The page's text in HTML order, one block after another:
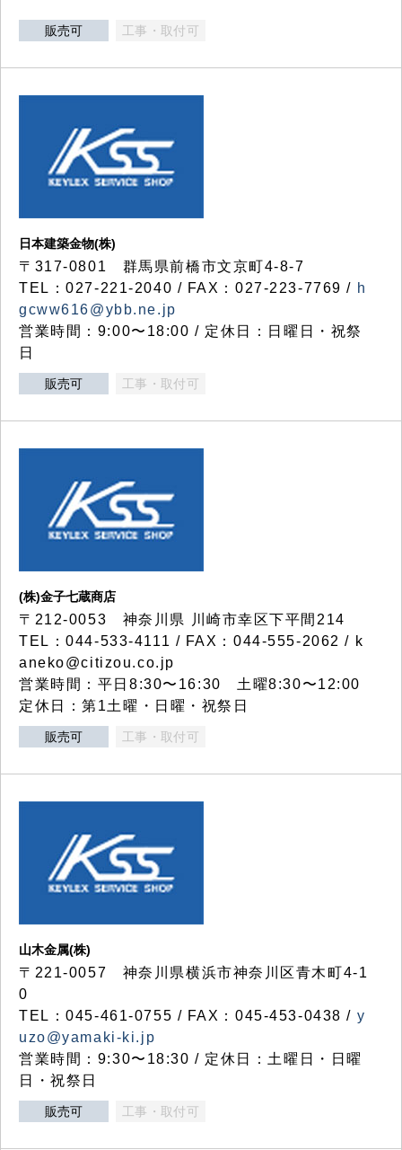
販売可 工事・取付可
日本建築金物(株)
〒317‐0801 群馬県前橋市文京町4-8-7
TEL：027-221-2040 / FAX：027-223-7769 / h
gcww616@ybb.ne.jp
営業時間：9:00〜18:00 / 定休日：日曜日・祝祭
日
販売可 工事・取付可
(株)金子七蔵商店
〒212-0053 神奈川県 川崎市幸区下平間214
TEL：044-533-4111 / FAX：044-555-2062 / k
aneko@citizou.co.jp
営業時間：平日8:30〜16:30 土曜8:30〜12:00
定休日：第1土曜・日曜・祝祭日
販売可 工事・取付可
山木金属(株)
〒221-0057 神奈川県横浜市神奈川区青木町4-1
0
TEL：045-461-0755 / FAX：045-453-0438 / y
uzo@yamaki-ki.jp
営業時間：9:30〜18:30 / 定休日：土曜日・日曜
日・祝祭日
販売可 工事・取付可